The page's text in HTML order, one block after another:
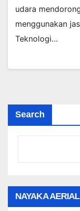
udara
menggunakan
Teknologi…
Search
NAYAKA AERIAL